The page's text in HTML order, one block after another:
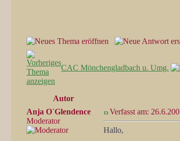
CAC Mönchengladbach u. Umg.
Autor
Anja O`Glendence
Moderator
Verfasst am:
Hallo,